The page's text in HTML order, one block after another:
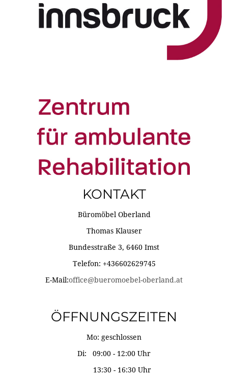
KONTAKT
Büromöbel Oberland
Thomas Klauser
Bundesstraße 3, 6460 Imst
Telefon: +436602629745
E-Mail:office@bueromoebel-oberland.at
ÖFFNUNGSZEITEN
Mo: geschlossen
Di: 09:00 - 12:00 Uhr
13:30 - 16:30 Uhr